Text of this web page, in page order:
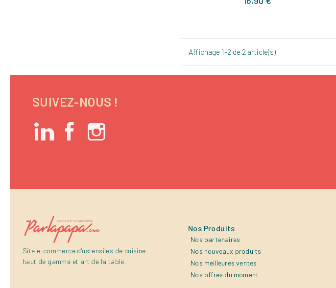
Affichage 1-2 de 2 article(s)
SUIVEZ-NOUS !
Site e-commerce d'ustensiles de cuisine
haut de gamme et art de la table.
Nos Produits
Nos partenaires
Nos nouveaux produits
Nos meilleures ventes
Nos offres du moment